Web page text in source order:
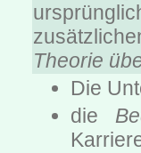
Theorie
Die
die